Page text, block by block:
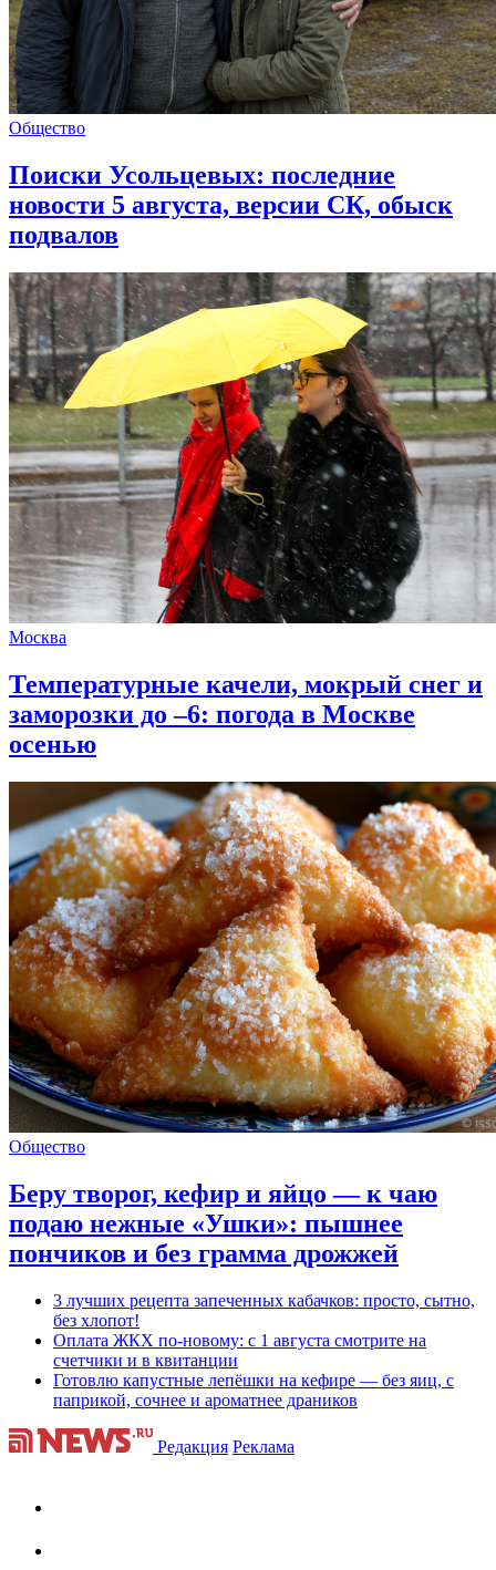
Общество
Поиски Усольцевых: последние
новости 5 августа, версии СК, обыск
подвалов
Москва
Температурные качели, мокрый снег и
заморозки до –6: погода в Москве
осенью
Общество
Беру творог, кефир и яйцо — к чаю
подаю нежные «Ушки»: пышнее
пончиков и без грамма дрожжей
3 лучших рецепта запеченных кабачков: просто, сытно,
без хлопот!
Оплата ЖКХ по-новому: с 1 августа смотрите на
счетчики и в квитанции
Готовлю капустные лепёшки на кефире — без яиц, с
паприкой, сочнее и ароматнее драников
Редакция Реклама